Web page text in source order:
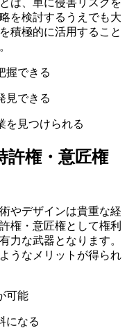
を検討するうえでも大
積極的に活用すること
握できる
見できる
見つけられる
許権・意匠権
やデザインは貴重な経
権・意匠権として権利
力な武器となります。
うなメリットが得られ
可能
になる